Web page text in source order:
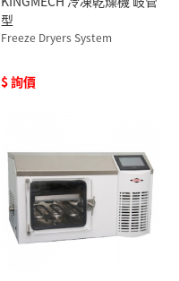
型
Freeze Dryers System
$ 詢價